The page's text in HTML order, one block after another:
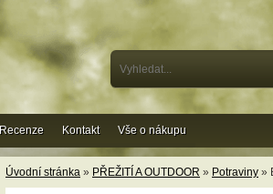
Úvodní stránka » PŘEŽITÍ A OUTDOOR » Potraviny »
Recenze Kontakt Vše o nákupu